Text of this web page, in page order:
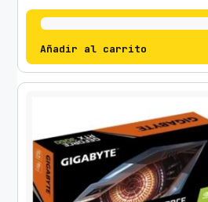
Añadir al carrito